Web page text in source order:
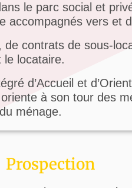
le parc social et
accompagnés vers et
contrats de sous-
le locataire.
d’Accueil et
à son tour des
ménage.
Prospection